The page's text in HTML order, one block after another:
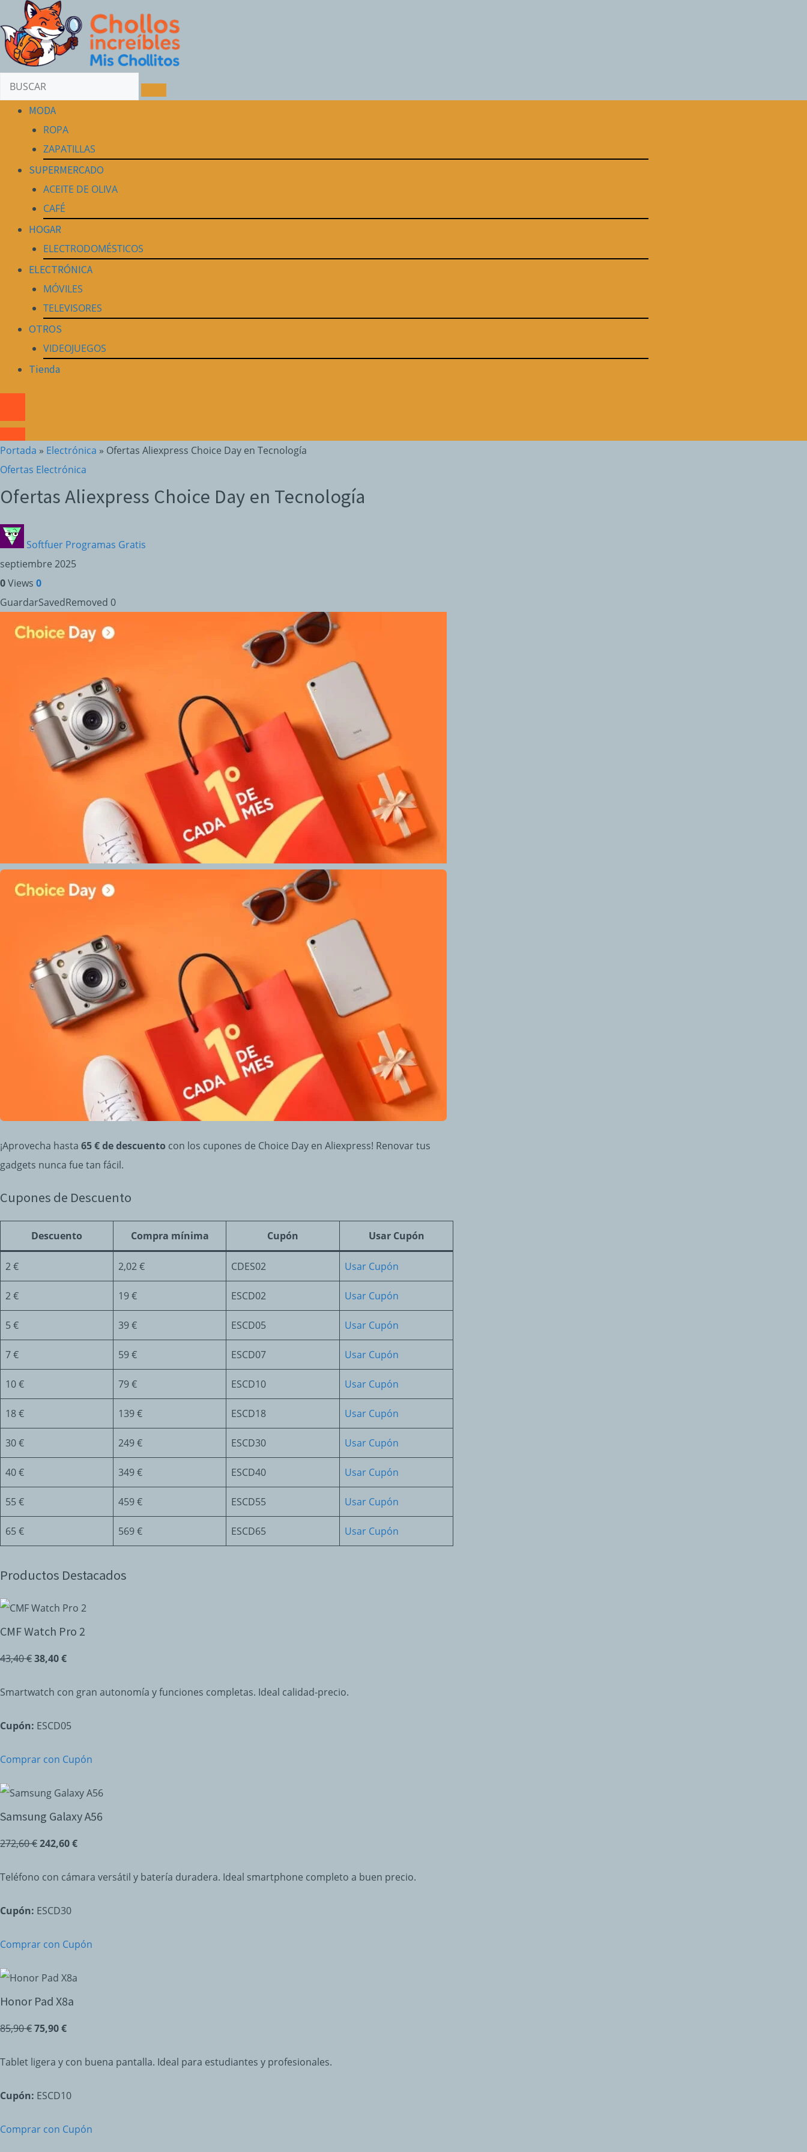
MODA
ROPA
ZAPATILLAS
SUPERMERCADO
ACEITE DE OLIVA
CAFÉ
HOGAR
ELECTRODOMÉSTICOS
ELECTRÓNICA
MÓVILES
TELEVISORES
OTROS
VIDEOJUEGOS
Tienda
Portada » Electrónica » Ofertas Aliexpress Choice Day en Tecnología
Ofertas Electrónica
Ofertas Aliexpress Choice Day en Tecnología
Softfuer Programas Gratis
septiembre 2025
0Views 0
GuardarSavedRemoved 0
¡Aprovecha hasta 65 € de descuento con los cupones de Choice Day en Aliexpress! Renovar tus
gadgets nunca fue tan fácil.
Cupones de Descuento
Descuento Compra mínima Cupón Usar Cupón
2 € 2,02 € CDES02 Usar Cupón
2 € 19 € ESCD02 Usar Cupón
5 € 39 € ESCD05 Usar Cupón
7 € 59 € ESCD07 Usar Cupón
10 € 79 € ESCD10 Usar Cupón
18 € 139 € ESCD18 Usar Cupón
30 € 249 € ESCD30 Usar Cupón
40 € 349 € ESCD40 Usar Cupón
55 € 459 € ESCD55 Usar Cupón
65 € 569 € ESCD65 Usar Cupón
Productos Destacados
CMF Watch Pro 2
43,40 €38,40 €
Smartwatch con gran autonomía y funciones completas. Ideal calidad-precio.
Cupón: ESCD05
Comprar con Cupón
Samsung Galaxy A56
272,60 €242,60 €
Teléfono con cámara versátil y batería duradera. Ideal smartphone completo a buen precio.
Cupón: ESCD30
Comprar con Cupón
Honor Pad X8a
85,90 €75,90 €
Tablet ligera y con buena pantalla. Ideal para estudiantes y profesionales.
Cupón: ESCD10
Comprar con Cupón